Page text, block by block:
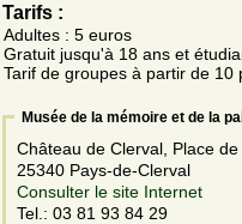
Tarifs :
Adultes : 5 euros
Gratuit jusqu'à 18 ans et
Tarif de groupes à partir de 10
Musée de la mémoire et de la
Château de Clerval, Place
25340 Pays-de-Clerval
Consulter le site Internet
Tel.: 03 81 93 84 29